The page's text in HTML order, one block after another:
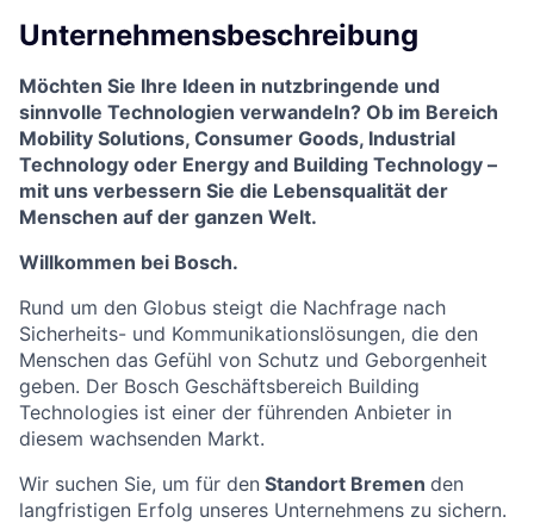
Unternehmensbeschreibung
Möchten Sie Ihre Ideen in nutzbringende und
sinnvolle Technologien verwandeln? Ob im Bereich
Mobility Solutions, Consumer Goods, Industrial
Technology oder Energy and Building Technology –
mit uns verbessern Sie die Lebensqualität der
Menschen auf der ganzen Welt.
Willkommen bei Bosch.
Rund um den Globus steigt die Nachfrage nach
Sicherheits- und Kommunikationslösungen, die den
Menschen das Gefühl von Schutz und Geborgenheit
geben. Der Bosch Geschäftsbereich Building
Technologies ist einer der führenden Anbieter in
diesem wachsenden Markt.
Wir suchen Sie, um für den Standort Bremen den
langfristigen Erfolg unseres Unternehmens zu sichern.